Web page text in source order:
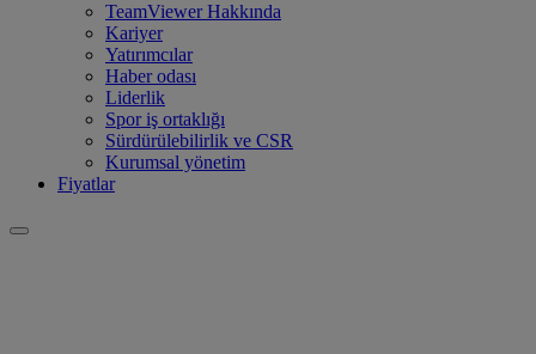
TeamViewer Hakkında
Kariyer
Yatırımcılar
Haber odası
Liderlik
Spor iş ortaklığı
Sürdürülebilirlik ve CSR
Kurumsal yönetim
Fiyatlar